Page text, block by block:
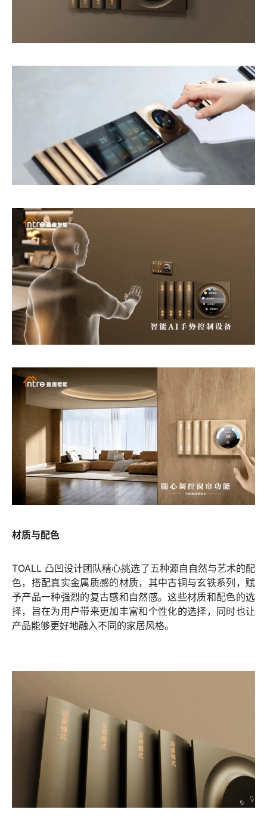
材质与配色
TOALL 凸凹设计团队精心挑选了五种源自自然与艺术的配
色，搭配真实金属质感的材质，其中古铜与玄铁系列，赋
予产品一种强烈的复古感和自然感。这些材质和配色的选
择，旨在为用户带来更加丰富和个性化的选择，同时也让
产品能够更好地融入不同的家居风格。